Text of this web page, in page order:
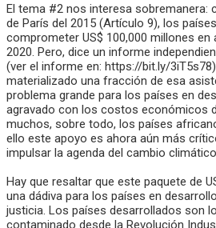
El tema #2 nos interesa sobremanera:
de París del 2015 (Artículo 9), los
comprometer US$ 100,000 millones en
2020. Pero, dice un informe
(ver el informe en: https://bit.ly/
materializado una fracción de esa
problema grande para los países en
agravado con los costos económicos
muchos, sobre todo, los países
ello este apoyo es ahora aún más
impulsar la agenda del cambio
Hay que resaltar que este paquete de
una dádiva para los países en
justicia. Los países desarrollados son
contaminado desde la Revolución